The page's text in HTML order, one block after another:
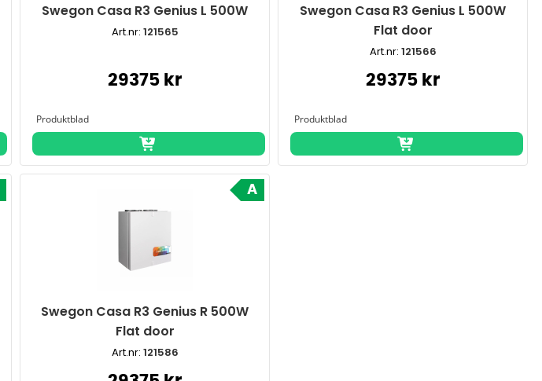
Swegon Casa R3 Genius L 500W
Art.nr: 121565
29375 kr
Swegon Casa R3 Genius L 500W
Flat door
Art.nr: 121566
29375 kr
Swegon Casa R3 Genius R 500W
Flat door
Art.nr: 121586
A